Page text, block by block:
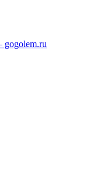
gogolem.ru